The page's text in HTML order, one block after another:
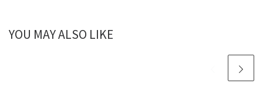
YOU MAY ALSO LIKE